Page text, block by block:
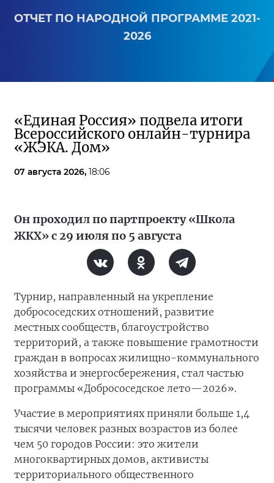
ОТЧЕТ ПО НАРОДНОЙ ПРОГРАММЕ 2021-
2026
«Единая Россия» подвела итоги
Всероссийского онлайн-турнира
«ЖЭКА. Дом»
07 августа 2026, 18:06
Он проходил по партпроекту «Школа
ЖКХ» с 29 июля по 5 августа
Турнир, направленный на укрепление
добрососедских отношений, развитие
местных сообществ, благоустройство
территорий, а также повышение грамотности
граждан в вопросах жилищно-коммунального
хозяйства и энергосбережения, стал частью
программы «Добрососедское лето—2026».
Участие в мероприятиях приняли больше 1,4
тысячи человек разных возрастов из более
чем 50 городов России: это жители
многоквартирных домов, активисты
территориального общественного